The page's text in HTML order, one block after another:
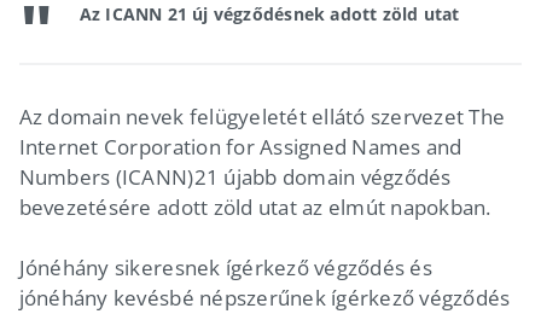
Az ICANN 21 új végződésnek adott zöld utat
Az domain nevek felügyeletét ellátó szervezet The
Internet Corporation for Assigned Names and
Numbers (ICANN)21 újabb domain végződés
bevezetésére adott zöld utat az elmút napokban.
Jónéhány sikeresnek ígérkező végződés és
jónéhány kevésbé népszerűnek ígérkező végződés